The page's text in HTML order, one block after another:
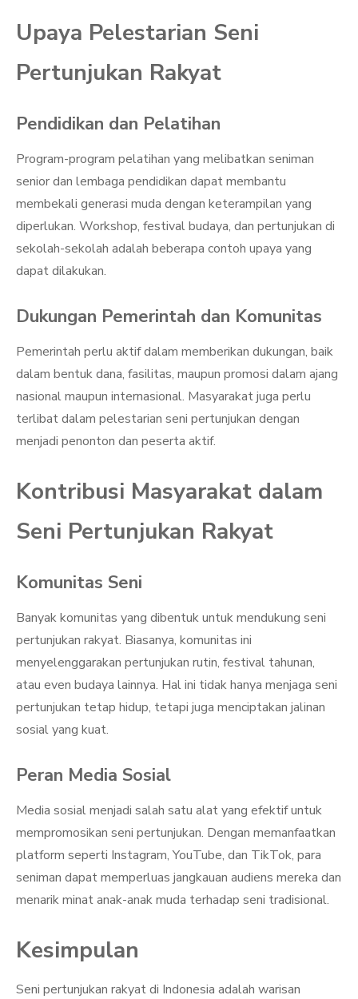
Upaya Pelestarian Seni
Pertunjukan Rakyat
Pendidikan dan Pelatihan
Program-program pelatihan yang melibatkan seniman
senior dan lembaga pendidikan dapat membantu
membekali generasi muda dengan keterampilan yang
diperlukan. Workshop, festival budaya, dan pertunjukan di
sekolah-sekolah adalah beberapa contoh upaya yang
dapat dilakukan.
Dukungan Pemerintah dan Komunitas
Pemerintah perlu aktif dalam memberikan dukungan, baik
dalam bentuk dana, fasilitas, maupun promosi dalam ajang
nasional maupun internasional. Masyarakat juga perlu
terlibat dalam pelestarian seni pertunjukan dengan
menjadi penonton dan peserta aktif.
Kontribusi Masyarakat dalam
Seni Pertunjukan Rakyat
Komunitas Seni
Banyak komunitas yang dibentuk untuk mendukung seni
pertunjukan rakyat. Biasanya, komunitas ini
menyelenggarakan pertunjukan rutin, festival tahunan,
atau even budaya lainnya. Hal ini tidak hanya menjaga seni
pertunjukan tetap hidup, tetapi juga menciptakan jalinan
sosial yang kuat.
Peran Media Sosial
Media sosial menjadi salah satu alat yang efektif untuk
mempromosikan seni pertunjukan. Dengan memanfaatkan
platform seperti Instagram, YouTube, dan TikTok, para
seniman dapat memperluas jangkauan audiens mereka dan
menarik minat anak-anak muda terhadap seni tradisional.
Kesimpulan
Seni pertunjukan rakyat di Indonesia adalah warisan